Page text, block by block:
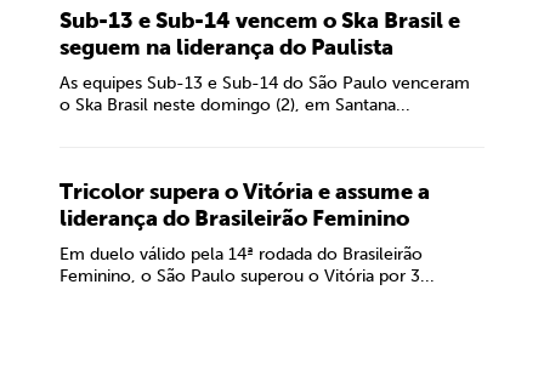
Sub-13 e Sub-14 vencem o Ska Brasil e
seguem na liderança do Paulista
As equipes Sub-13 e Sub-14 do São Paulo venceram
o Ska Brasil neste domingo (2), em Santana...
Tricolor supera o Vitória e assume a
liderança do Brasileirão Feminino
Em duelo válido pela 14ª rodada do Brasileirão
Feminino, o São Paulo superou o Vitória por 3...